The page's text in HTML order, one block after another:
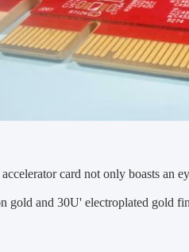
card not only boasts an
gold and 30U' electroplated gold